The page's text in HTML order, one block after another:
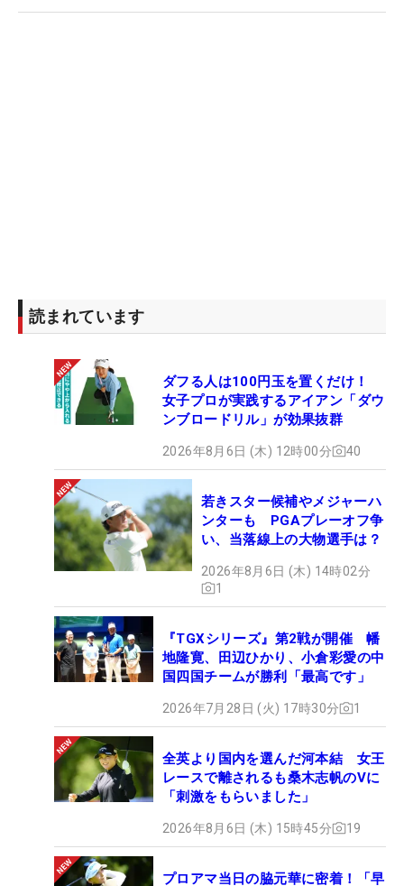
読まれています
ダフる人は100円玉を置くだけ！
女子プロが実践するアイアン「ダウ
ンブロードリル」が効果抜群
2026年8月6日 (木) 12時00分 40
若きスター候補やメジャーハ
ンターも PGAプレーオフ争
い、当落線上の大物選手は？
2026年8月6日 (木) 14時02分
1
『TGXシリーズ』第2戦が開催 幡
地隆寛、田辺ひかり、小倉彩愛の中
国四国チームが勝利「最高です」
2026年7月28日 (火) 17時30分 1
全英より国内を選んだ河本結 女王
レースで離されるも桑木志帆のVに
「刺激をもらいました」
2026年8月6日 (木) 15時45分 19
プロアマ当日の脇元華に密着！「早